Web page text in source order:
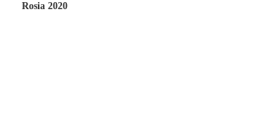
Rosia 2020